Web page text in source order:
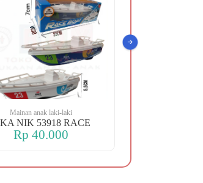
Mainan anak laki-laki
NIK 53918 RACE
Rp 40.000